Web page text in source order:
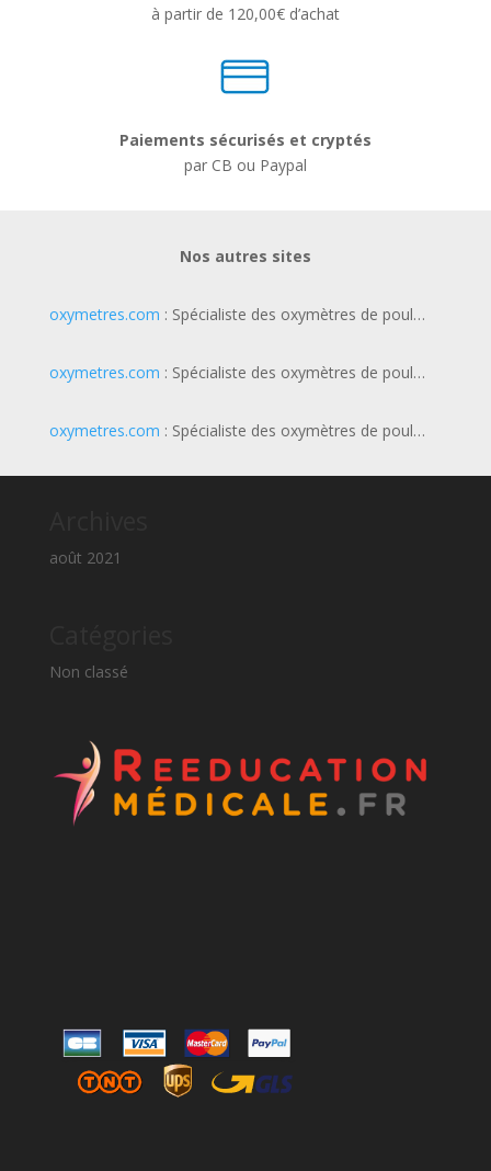
à partir de 120,00€ d’achat
Paiements sécurisés et cryptés
par CB ou Paypal
Nos autres sites
oxymetres.com : Spécialiste des oxymètres de poul…
oxymetres.com : Spécialiste des oxymètres de poul…
oxymetres.com : Spécialiste des oxymètres de poul…
août 2021
Non classé